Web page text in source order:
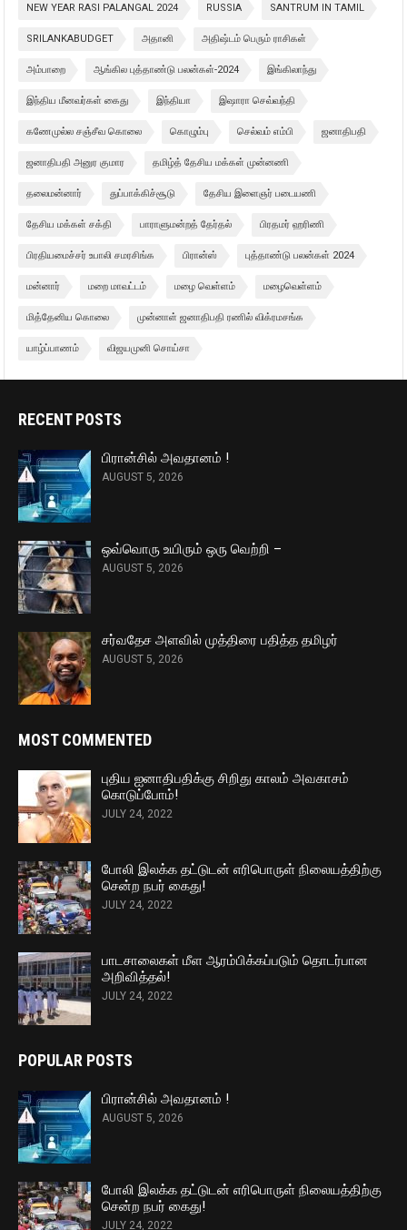
NEW YEAR RASI PALANGAL 2024 RUSSIA SANTRUM IN TAMIL
SRILANKABUDGET அதானி அதிஷ்டம் பெரும் ராசிகள்
அம்பாறை ஆங்கில புத்தாண்டு பலன்கள்-2024 இங்கிலாந்து
இந்திய மீனவர்கள் கைது இந்தியா இஷாரா செவ்வந்தி
கணேமுல்ல சஞ்சீவ கொலை கொழும்பு செல்வம் எம்பி ஜனாதிபதி
ஜனாதிபதி அனுர குமார தமிழ்த் தேசிய மக்கள் முன்னணி
தலைமன்னார் துப்பாக்கிச்சூடு தேசிய இளைஞர் படையணி
தேசிய மக்கள் சக்தி பாராளுமன்றத் தேர்தல் பிரதமர் ஹரிணி
பிரதியமைச்சர் உபாலி சமரசிங்க பிரான்ஸ் புத்தாண்டு பலன்கள் 2024
மன்னார் மறை மாவட்டம் மழை வெள்ளம் மழைவெள்ளம்
மித்தேனிய கொலை முன்னாள் ஜனாதிபதி ரணில் விக்ரமசங்க
யாழ்ப்பாணம் விஜயமுனி சொய்சா
RECENT POSTS
பிரான்சில் அவதானம் !
AUGUST 5, 2026
ஒவ்வொரு உயிரும் ஒரு வெற்றி –
AUGUST 5, 2026
சர்வதேச அளவில் முத்திரை பதித்த தமிழர்
AUGUST 5, 2026
MOST COMMENTED
புதிய ஐனாதிபதிக்கு சிறிது காலம் அவகாசம்
கொடுப்போம்!
JULY 24, 2022
போலி இலக்க தட்டுடன் எரிபொருள் நிலையத்திற்கு
சென்ற நபர் கைது!
JULY 24, 2022
பாடசாலைகள் மீள ஆரம்பிக்கப்படும் தொடர்பான
அறிவித்தல்!
JULY 24, 2022
POPULAR POSTS
பிரான்சில் அவதானம் !
AUGUST 5, 2026
போலி இலக்க தட்டுடன் எரிபொருள் நிலையத்திற்கு
சென்ற நபர் கைது!
JULY 24, 2022